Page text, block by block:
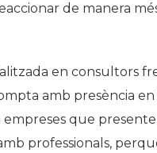
de manera
en consultors
amb presència en
que
professionals,